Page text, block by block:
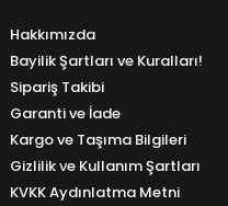
Hakkımızda
Bayilik Şartları ve Kuralları!
Sipariş Takibi
Garanti ve İade
Kargo ve Taşıma Bilgileri
Gizlilik ve Kullanım Şartları
KVKK Aydınlatma Metni